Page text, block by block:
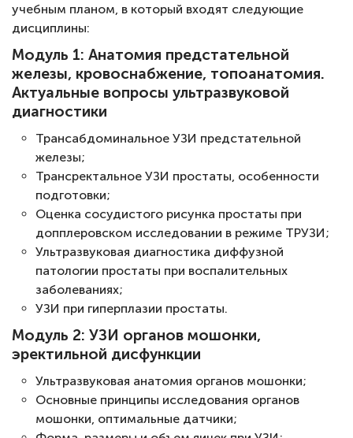
учебным планом, в который входят следующие
дисциплины:
Модуль 1: Анатомия предстательной
железы, кровоснабжение, топоанатомия.
Актуальные вопросы ультразвуковой
диагностики
Трансабдоминальное УЗИ предстательной
железы;
Трансректальное УЗИ простаты, особенности
подготовки;
Оценка сосудистого рисунка простаты при
допплеровском исследовании в режиме ТРУЗИ;
Ультразвуковая диагностика диффузной
патологии простаты при воспалительных
заболеваниях;
УЗИ при гиперплазии простаты.
Модуль 2: УЗИ органов мошонки,
эректильной дисфункции
Ультразвуковая анатомия органов мошонки;
Основные принципы исследования органов
мошонки, оптимальные датчики;